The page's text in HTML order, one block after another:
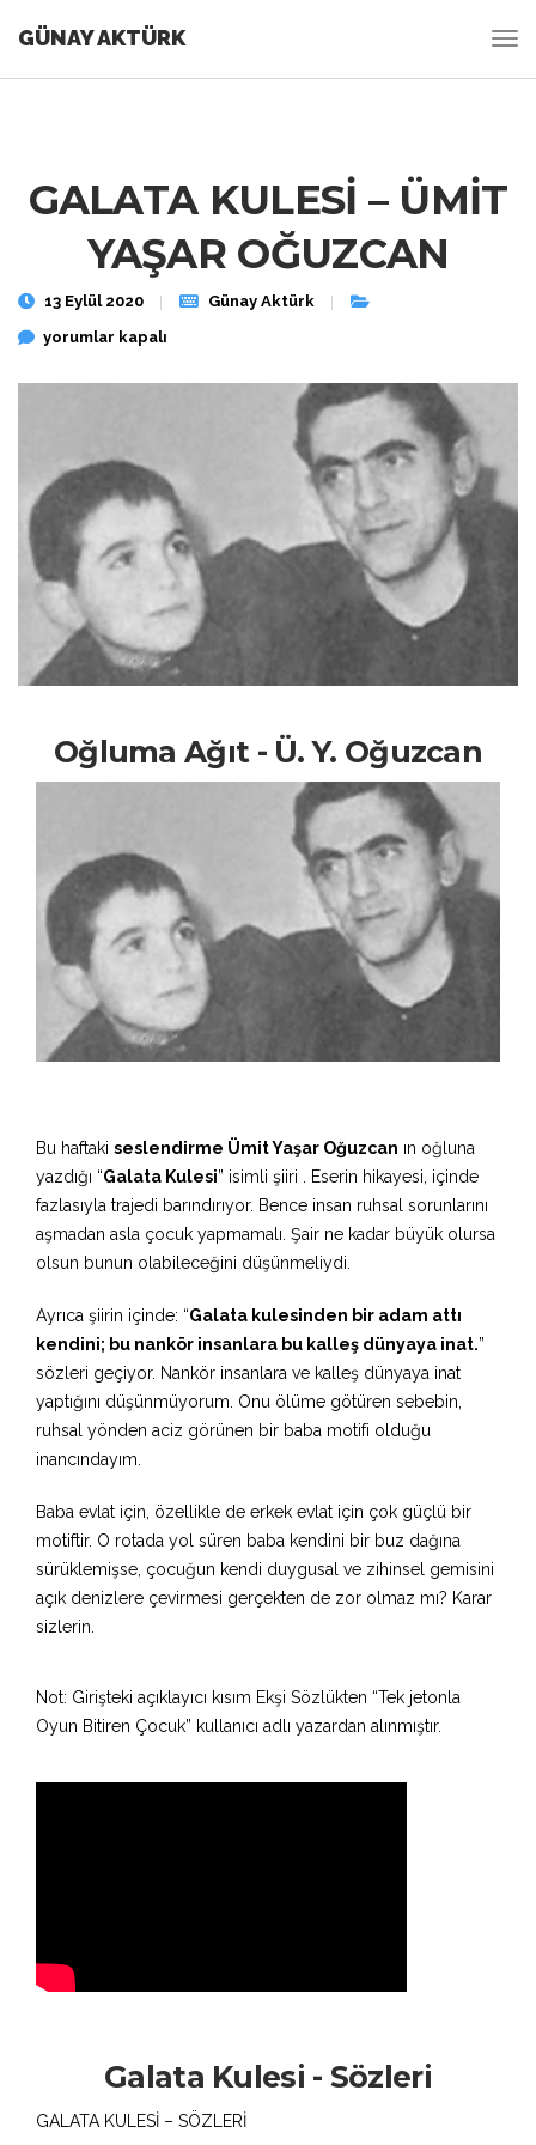
GÜNAY AKTÜRK
GALATA KULESİ – ÜMİT
YAŞAR OĞUZCAN
13 Eylül 2020
Günay Aktürk
GALATA KULESİ – ÜMİT YAŞAR OĞUZCAN için
yorumlar kapalı
Oğluma Ağıt - Ü. Y. Oğuzcan
Bu haftaki seslendirme Ümit Yaşar Oğuzcan ın oğluna
yazdığı “Galata Kulesi” isimli şiiri . Eserin hikayesi, içinde
fazlasıyla trajedi barındırıyor. Bence insan ruhsal sorunlarını
aşmadan asla çocuk yapmamalı. Şair ne kadar büyük olursa
olsun bunun olabileceğini düşünmeliydi.
Ayrıca şiirin içinde: “Galata kulesinden bir adam attı
kendini; bu nankör insanlara bu kalleş dünyaya inat.”
sözleri geçiyor. Nankör insanlara ve kalleş dünyaya inat
yaptığını düşünmüyorum. Onu ölüme götüren sebebin,
ruhsal yönden aciz görünen bir baba motifi olduğu
inancındayım.
Baba evlat için, özellikle de erkek evlat için çok güçlü bir
motiftir. O rotada yol süren baba kendini bir buz dağına
sürüklemişse, çocuğun kendi duygusal ve zihinsel gemisini
açık denizlere çevirmesi gerçekten de zor olmaz mı? Karar
sizlerin.
Not: Girişteki açıklayıcı kısım Ekşi Sözlükten “Tek jetonla
Oyun Bitiren Çocuk” kullanıcı adlı yazardan alınmıştır.
Galata Kulesi - Sözleri
GALATA KULESİ – SÖZLERİ